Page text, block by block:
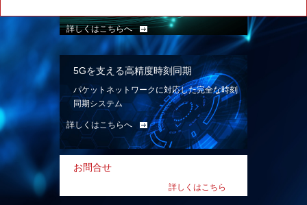
詳しくはこちらへ
5Gを支える高精度時刻同期
パケットネットワークに対応した完全な時刻
同期システム
詳しくはこちらへ
お問合せ
詳しくはこちら